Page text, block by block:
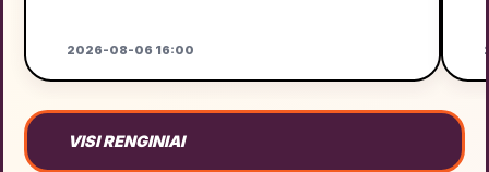
2026-08-06 16:00
VISI RENGINIAI